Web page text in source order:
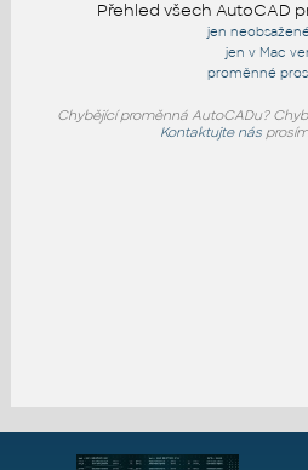
Přehled všech AutoCAD
jen
jen v Mac
proměnné
Chybějící proměnná AutoCADu?
Kontaktujte nás